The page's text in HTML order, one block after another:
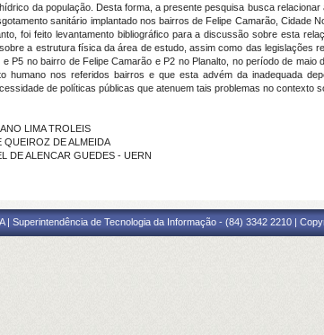
da população. Desta forma, a presente pesquisa busca
sanitário implantado nos bairros de Felipe Camarão,
foi feito levantamento bibliográfico para a discussão sobre esta
a estrutura física da área de estudo, assim como das legislações
P5 no bairro de Felipe Camarão e P2 no Planalto, no período de
humano nos referidos bairros e que esta advém da inadequada
de políticas públicas que atenuem tais problemas no contexto
LIMA TROLEIS
QUEIROZ DE ALMEIDA
DE ALENCAR GUEDES - UERN
| Superintendência de Tecnologia da Informação - (84) 3342 2210 |